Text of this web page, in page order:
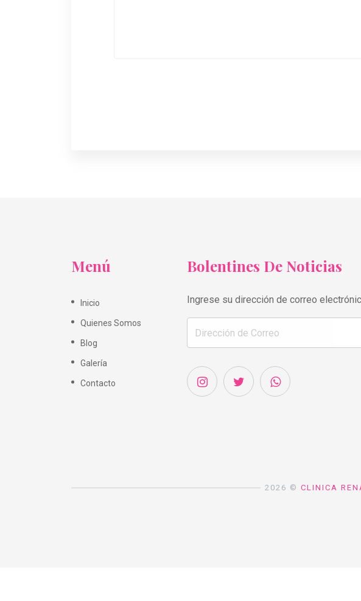
Menú
Inicio
Quienes Somos
Blog
Galería
Contacto
Bolentines De Noticias
Ingrese su dirección de correo
2026 © CLINICA